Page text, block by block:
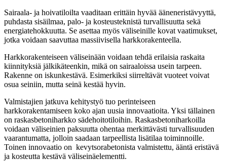
Sairaala- ja hoivatiloilta vaaditaan erittäin hyvää ääneneristävyyttä,
puhdasta sisäilmaa, palo- ja kosteusteknistä turvallisuutta sekä
energiatehokkuutta. Se asettaa myös väliseinille kovat vaatimukset,
jotka voidaan saavuttaa massiivisella harkkorakenteella.
Harkkorakenteiseen väliseinään voidaan tehdä erilaisia raskaita
kiinnityksiä jälkikäteenkin, mikä on sairaaloissa usein tarpeen.
Rakenne on iskunkestävä. Esimerkiksi siirreltävät vuoteet voivat
osua seiniin, mutta seinä kestää hyvin.
Valmistajien jatkuva kehitystyö tuo perinteiseen
harkkorakentamiseen koko ajan uusia innovaatioita. Yksi tällainen
on raskasbetoniharkko sädehoitotiloihin. Raskasbetoniharkoilla
voidaan väliseinien paksuutta ohentaa merkittävästi turvallisuuden
vaarantumatta, jolloin saadaan tarpeellista lisätilaa toiminnoille.
Toinen innovaatio on kevytsorabetonista valmistettu, ääntä eristävä
ja kosteutta kestävä väliseinäelementti.